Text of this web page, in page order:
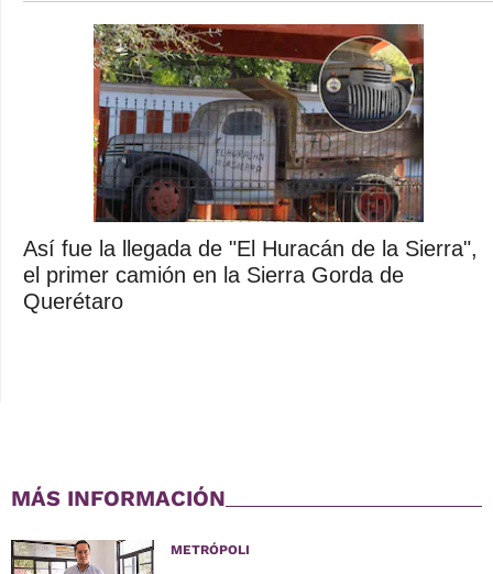
Así fue la llegada de "El Huracán de la Sierra",
el primer camión en la Sierra Gorda de
Querétaro
MÁS INFORMACIÓN
METRÓPOLI